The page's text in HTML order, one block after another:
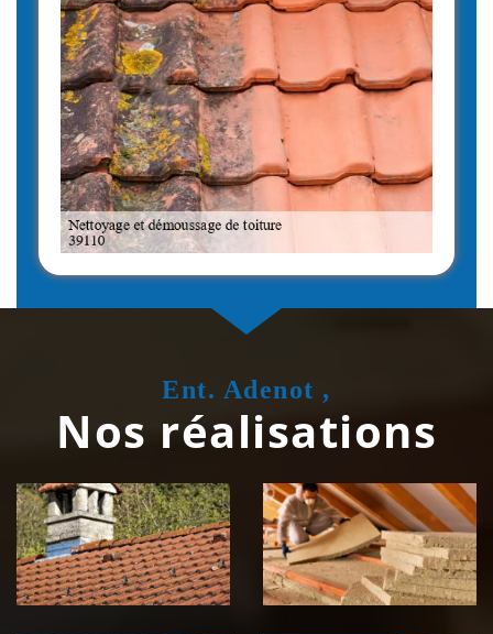
Ent. Adenot ,
Nos réalisations
Couvreur
zingueur 39
Jura
Isolation de
toiture 39
Jura